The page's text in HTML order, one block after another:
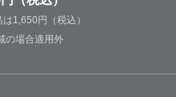
1,650円（税込）
の場合適用外